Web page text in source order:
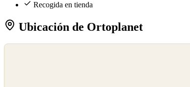
Recogida en tienda
Ubicación de Ortoplanet